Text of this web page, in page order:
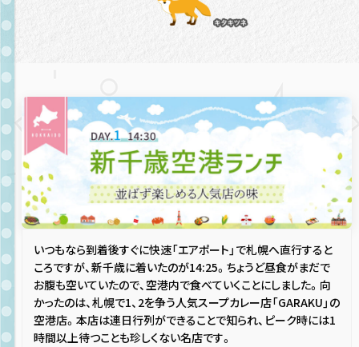
いつもなら到着後すぐに快速「エアポート」で札幌へ直行すると
ころですが、新千歳に着いたのが14:25。ちょうど昼食がまだで
お腹も空いていたので、空港内で食べていくことにしました。向
かったのは、札幌で1、2を争う人気スープカレー店「GARAKU」の
空港店。本店は連日行列ができることで知られ、ピーク時には1
時間以上待つことも珍しくない名店です。